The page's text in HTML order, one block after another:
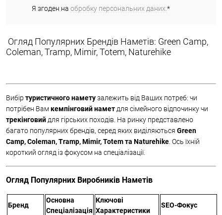
Я згоден на обробку персональних даних.*
Огляд Популярних Брендів Наметів: Green Camp,
Coleman, Tramp, Mimir, Totem, Naturehike
Вибір туристичного наметузалежить від Ваших потреб: чи
потрібен Вамкемпінговий намет для сімейного відпочинку чи
трекінговий для гірських походів. На ринку представлено
багато популярних брендів, серед яких виділяються Green
Camp, Coleman, Tramp, Mimir, Totem та Naturehike . Ось їхній
короткий огляд із фокусом на спеціалізації.
Огляд Популярних Виробників Наметів
Бренд
Основна
Спеціалізація
Ключові
Характеристики
SEO-Фокус